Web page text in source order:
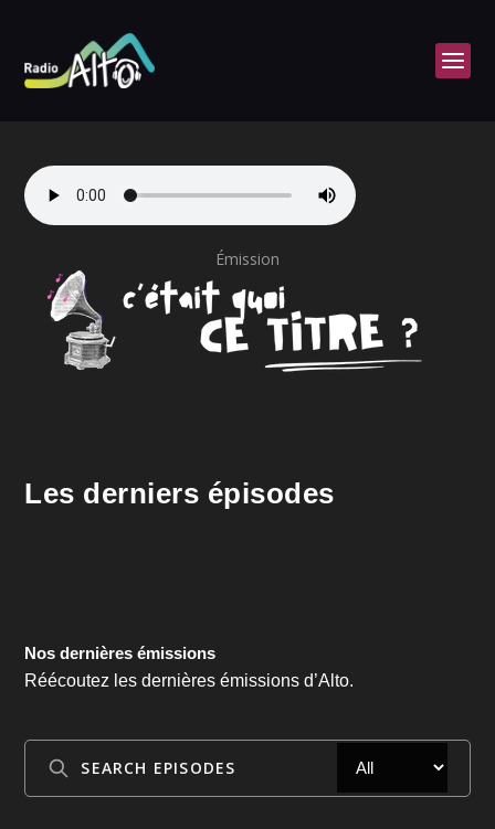
Émission
Les derniers épisodes
Nos dernières émissions
Réécoutez les dernières émissions d’Alto.
Search
Episodes